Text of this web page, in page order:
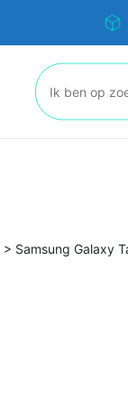
Zoeken:
> Samsung Galaxy